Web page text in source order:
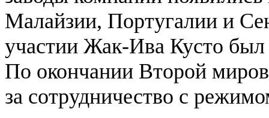
Малайзии, Португалии и
участии Жак-Ива Кусто был
По окончании Второй
за сотрудничество с